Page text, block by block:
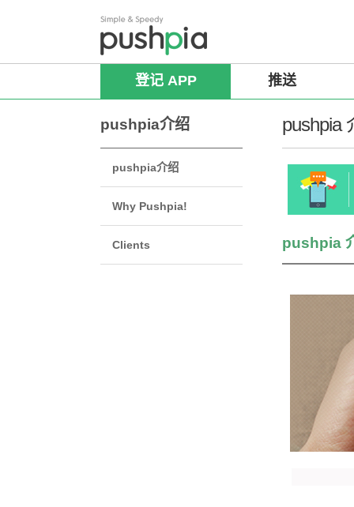
登记 APP 推送
pushpia介绍
pushpia介绍
Why Pushpia!
Clients
pushpia
pushpia